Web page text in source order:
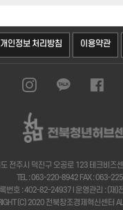
개인정보 처리방침 이용약관
전주시 덕진구 오공로 123 테크비즈
TEL : 063-220-8942 FAX : 063-
번호 : 402-82-24937 I 운영관리 : (재)
(C) 2020 전북창조경제혁신센터